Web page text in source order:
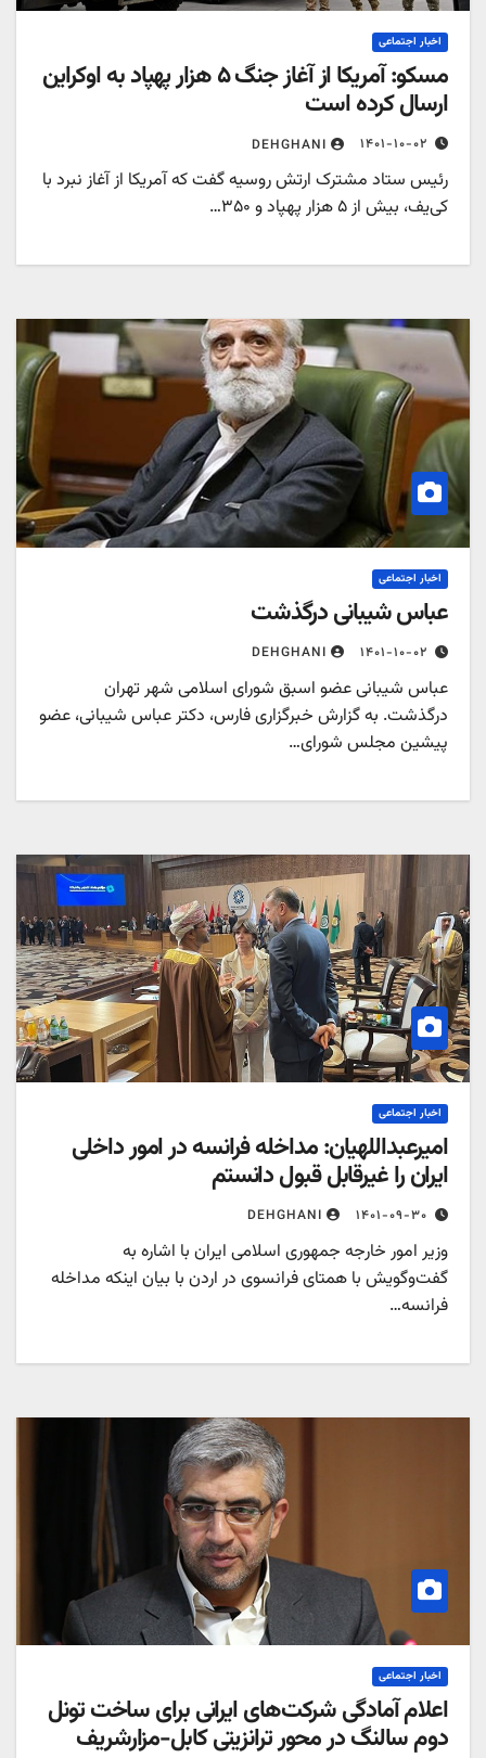
اخبار اجتماعی
مسکو: آمریکا از آغاز جنگ ۵ هزار پهپاد به اوکراین
ارسال کرده است
۱۴۰۱-۱۰-۰۲ DEHGHANI
رئیس ستاد مشترک ارتش روسیه گفت که آمریکا از آغاز نبرد با
کی‌یف، بیش از ۵ هزار پهپاد و ۳۵۰…
اخبار اجتماعی
عباس شیبانی درگذشت
۱۴۰۱-۱۰-۰۲ DEHGHANI
عباس شیبانی عضو اسبق شورای اسلامی شهر تهران
درگذشت. به گزارش خبرگزاری فارس، دکتر عباس شیبانی، عضو
پیشین مجلس شورای…
اخبار اجتماعی
امیرعبداللهیان: مداخله فرانسه در امور داخلی
ایران را غیرقابل قبول دانستم
۱۴۰۱-۰۹-۳۰ DEHGHANI
وزیر امور خارجه جمهوری اسلامی ایران با اشاره به
گفت‌وگویش با همتای فرانسوی در اردن با بیان اینکه مداخله
فرانسه…
اخبار اجتماعی
اعلام آمادگی شرکت‌های ایرانی برای ساخت تونل
دوم سالنگ در محور ترانزیتی کابل-مزارشریف